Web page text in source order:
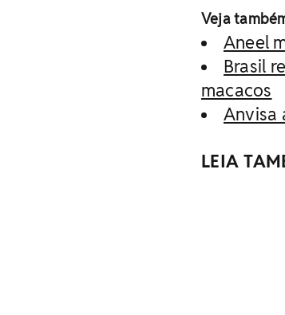
Veja
Aneel
Brasil
macacos
Anvisa
LEIA